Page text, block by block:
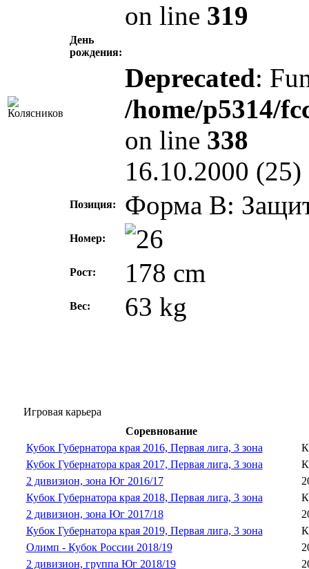
День
рождения:
on line 319
Deprecated:
/home/p5314/
on line 338
16.10.2000 (25)
Позиция: Форма В:
Номер:
Рост: 178 cm
Вес: 63 kg
Игровая карьера
Соревнование
Кубок Губернатора края 2016, Первая лига, 3 зона
Кубок Губернатора края 2017, Первая лига, 3 зона
2 дивизион, зона Юг 2016/17
Кубок Губернатора края 2018, Первая лига, 3 зона
2 дивизион, зона Юг 2017/18
Кубок Губернатора края 2019, Первая лига, 3 зона
Олимп - Кубок России 2018/19
2 дивизион, группа Юг 2018/19